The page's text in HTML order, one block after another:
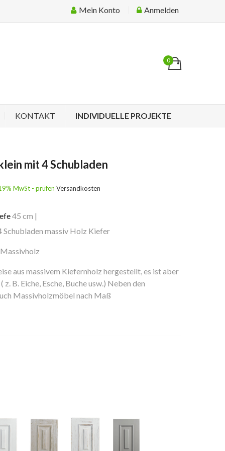
Mein Konto Anmelden
0
KONTAKT INDIVIDUELLE PROJEKTE
mit 4 Schubladen
MwSt - prüfen Versandkosten
45 cm |
Schubladen massiv Holz Kiefer
aus massivem Kiefernholz hergestellt, es ist aber
B. Eiche, Esche, Buche usw.) Neben den
Massivholzmöbel nach Maß